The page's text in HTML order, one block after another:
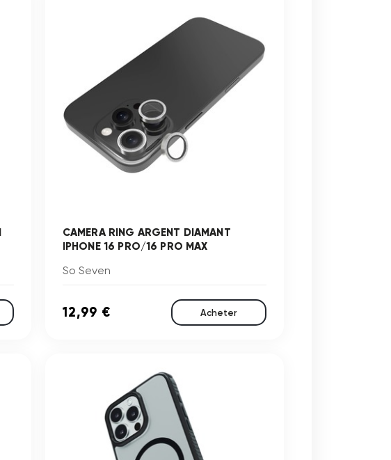
CAMERA RING ARGENT DIAMANT
IPHONE 16 PRO/16 PRO MAX
So Seven
12,99 € Acheter